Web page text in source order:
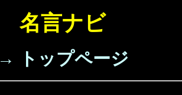
名言ナビ
→ トップページ